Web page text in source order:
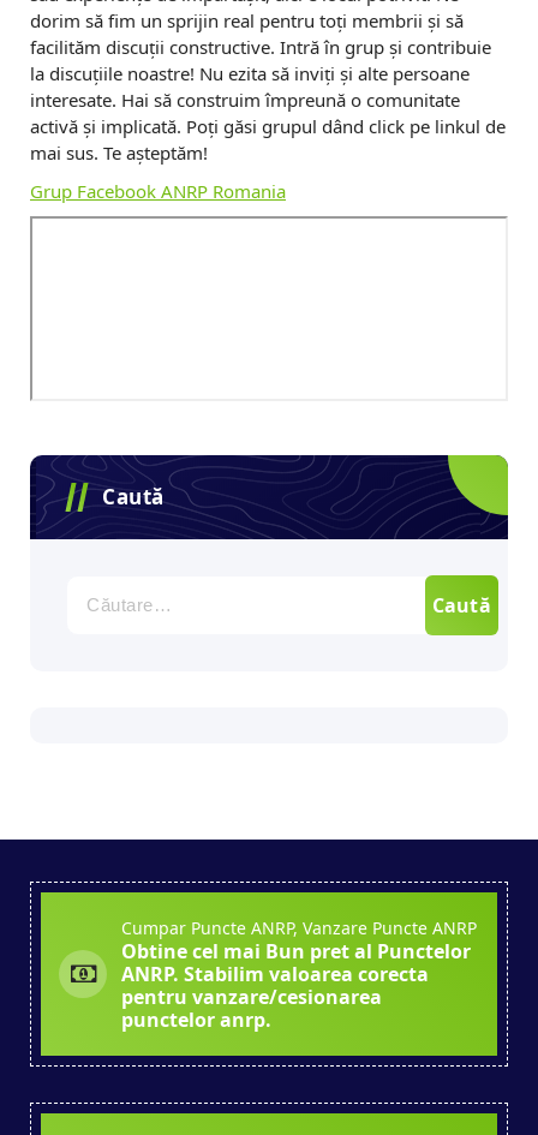
dorim să fim un sprijin real pentru toți membrii și să
facilităm discuții constructive. Intră în grup și contribuie
la discuțiile noastre! Nu ezita să inviți și alte persoane
interesate. Hai să construim împreună o comunitate
activă și implicată. Poți găsi grupul dând click pe linkul de
mai sus. Te așteptăm!
Grup Facebook ANRP Romania
Caută
după:
Cumpar Puncte ANRP, Vanzare Puncte ANRP
Obtine cel mai Bun pret al Punctelor
ANRP. Stabilim valoarea corecta
pentru vanzare/cesionarea
punctelor anrp.